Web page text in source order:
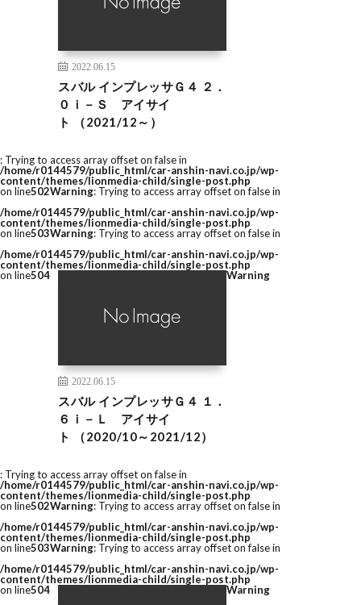
2022.06.15
スバル インプレッサＧ４ ２．
０ｉ－Ｓ アイサイ
ト （2021/12～）
: Trying to access array offset on false in
/home/r0144579/public_html/car-anshin-navi.co.jp/wp-
content/themes/lionmedia-child/single-post.php
on line502Warning: Trying to access array offset on false in
/home/r0144579/public_html/car-anshin-navi.co.jp/wp-
content/themes/lionmedia-child/single-post.php
on line503Warning: Trying to access array offset on false in
/home/r0144579/public_html/car-anshin-navi.co.jp/wp-
content/themes/lionmedia-child/single-post.php
on line504
2022.06.15
スバル インプレッサＧ４ １．
６ｉ－Ｌ アイサイ
ト （2020/10～2021/12）
Warning
: Trying to access array offset on false in
/home/r0144579/public_html/car-anshin-navi.co.jp/wp-
content/themes/lionmedia-child/single-post.php
on line502Warning: Trying to access array offset on false in
/home/r0144579/public_html/car-anshin-navi.co.jp/wp-
content/themes/lionmedia-child/single-post.php
on line503Warning: Trying to access array offset on false in
/home/r0144579/public_html/car-anshin-navi.co.jp/wp-
content/themes/lionmedia-child/single-post.php
on line504 Warning